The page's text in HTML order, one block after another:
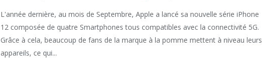
L'année dernière, au mois de Septembre, Apple a lancé sa nouvelle série iPhone
12 composée de quatre Smartphones tous compatibles avec la connectivité 5G.
Grâce à cela, beaucoup de fans de la marque à la pomme mettent à niveau leurs
appareils, ce qui...